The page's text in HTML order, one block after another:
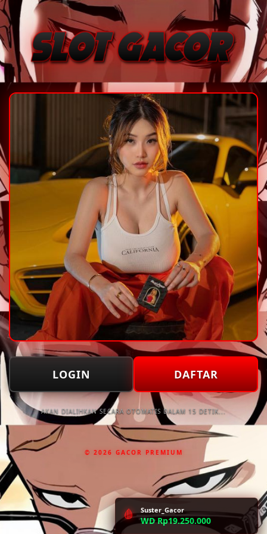
🩸 Suster_Gacor
WD Rp19.250.000
LOGIN DAFTAR
AKAN DIALIHKAN SECARA OTOMATIS DALAM 15 DETIK...
© 2026 GACOR PREMIUM